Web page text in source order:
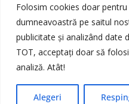
Folosim cookies doar
dumneavoastră pe saitul
publicitate și analizând date
TOT, acceptați doar să
analiză. Atât!
Alegeri
Website: www.replicahd.ro